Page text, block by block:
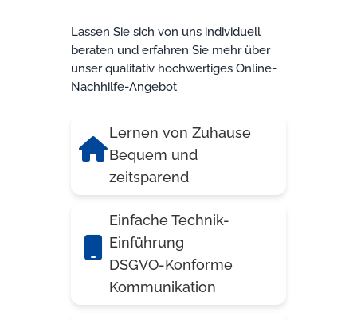
Lassen Sie sich von uns individuell
beraten und erfahren Sie mehr über
unser qualitativ hochwertiges Online-
Nachhilfe-Angebot
Lernen von Zuhause
Bequem und
zeitsparend
Einfache Technik-
Einführung
DSGVO-Konforme
Kommunikation